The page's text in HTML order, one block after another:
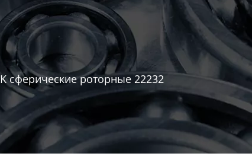
сферические роторные 22232